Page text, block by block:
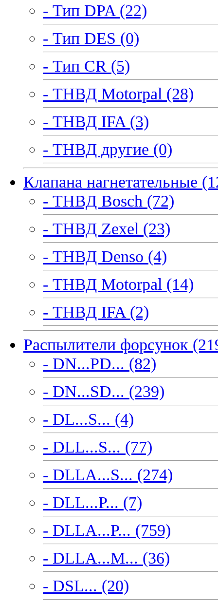
- Тип DPA (22)
- Тип DES (0)
- Тип CR (5)
- ТНВД Motorpal (28)
- ТНВД IFA (3)
- ТНВД другие (0)
Клапана нагнетательные
- ТНВД Bosch (72)
- ТНВД Zexel (23)
- ТНВД Denso (4)
- ТНВД Motorpal (14)
- ТНВД IFA (2)
Распылители форсунок
- DN...PD... (82)
- DN...SD... (239)
- DL...S... (4)
- DLL...S... (77)
- DLLA...S... (274)
- DLL...P... (7)
- DLLA...P... (759)
- DLLA...M... (36)
- DSL... (20)